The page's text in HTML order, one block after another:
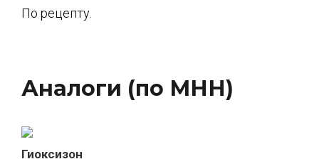
По рецепту.
Аналоги (по МНН)
Гиоксизон